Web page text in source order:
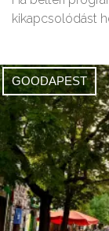
kikapcsolódást
GOODAPEST